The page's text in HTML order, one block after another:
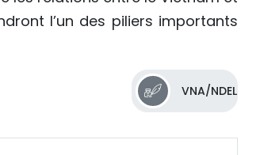
l’un des piliers importants
VNA/NDEL